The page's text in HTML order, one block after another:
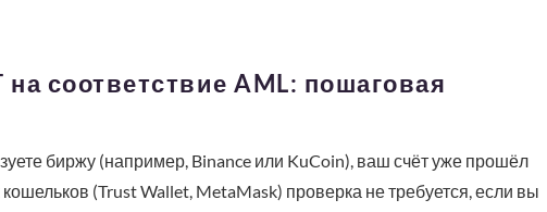
соответствие AML: пошаговая
биржу (например, Binance или KuCoin), ваш счёт уже прошёл
(Trust Wallet, MetaMask) проверка не требуется, если вы